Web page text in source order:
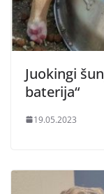
Juokingi
baterija“
19.05.2023